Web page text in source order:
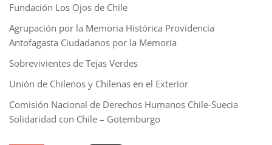
Fundación Los Ojos de Chile
Agrupación por la Memoria Histórica Providencia
Antofagasta Ciudadanos por la Memoria
Sobrevivientes de Tejas Verdes
Unión de Chilenos y Chilenas en el Exterior
Comisión Nacional de Derechos Humanos Chile-Suecia
Solidaridad con Chile – Gotemburgo